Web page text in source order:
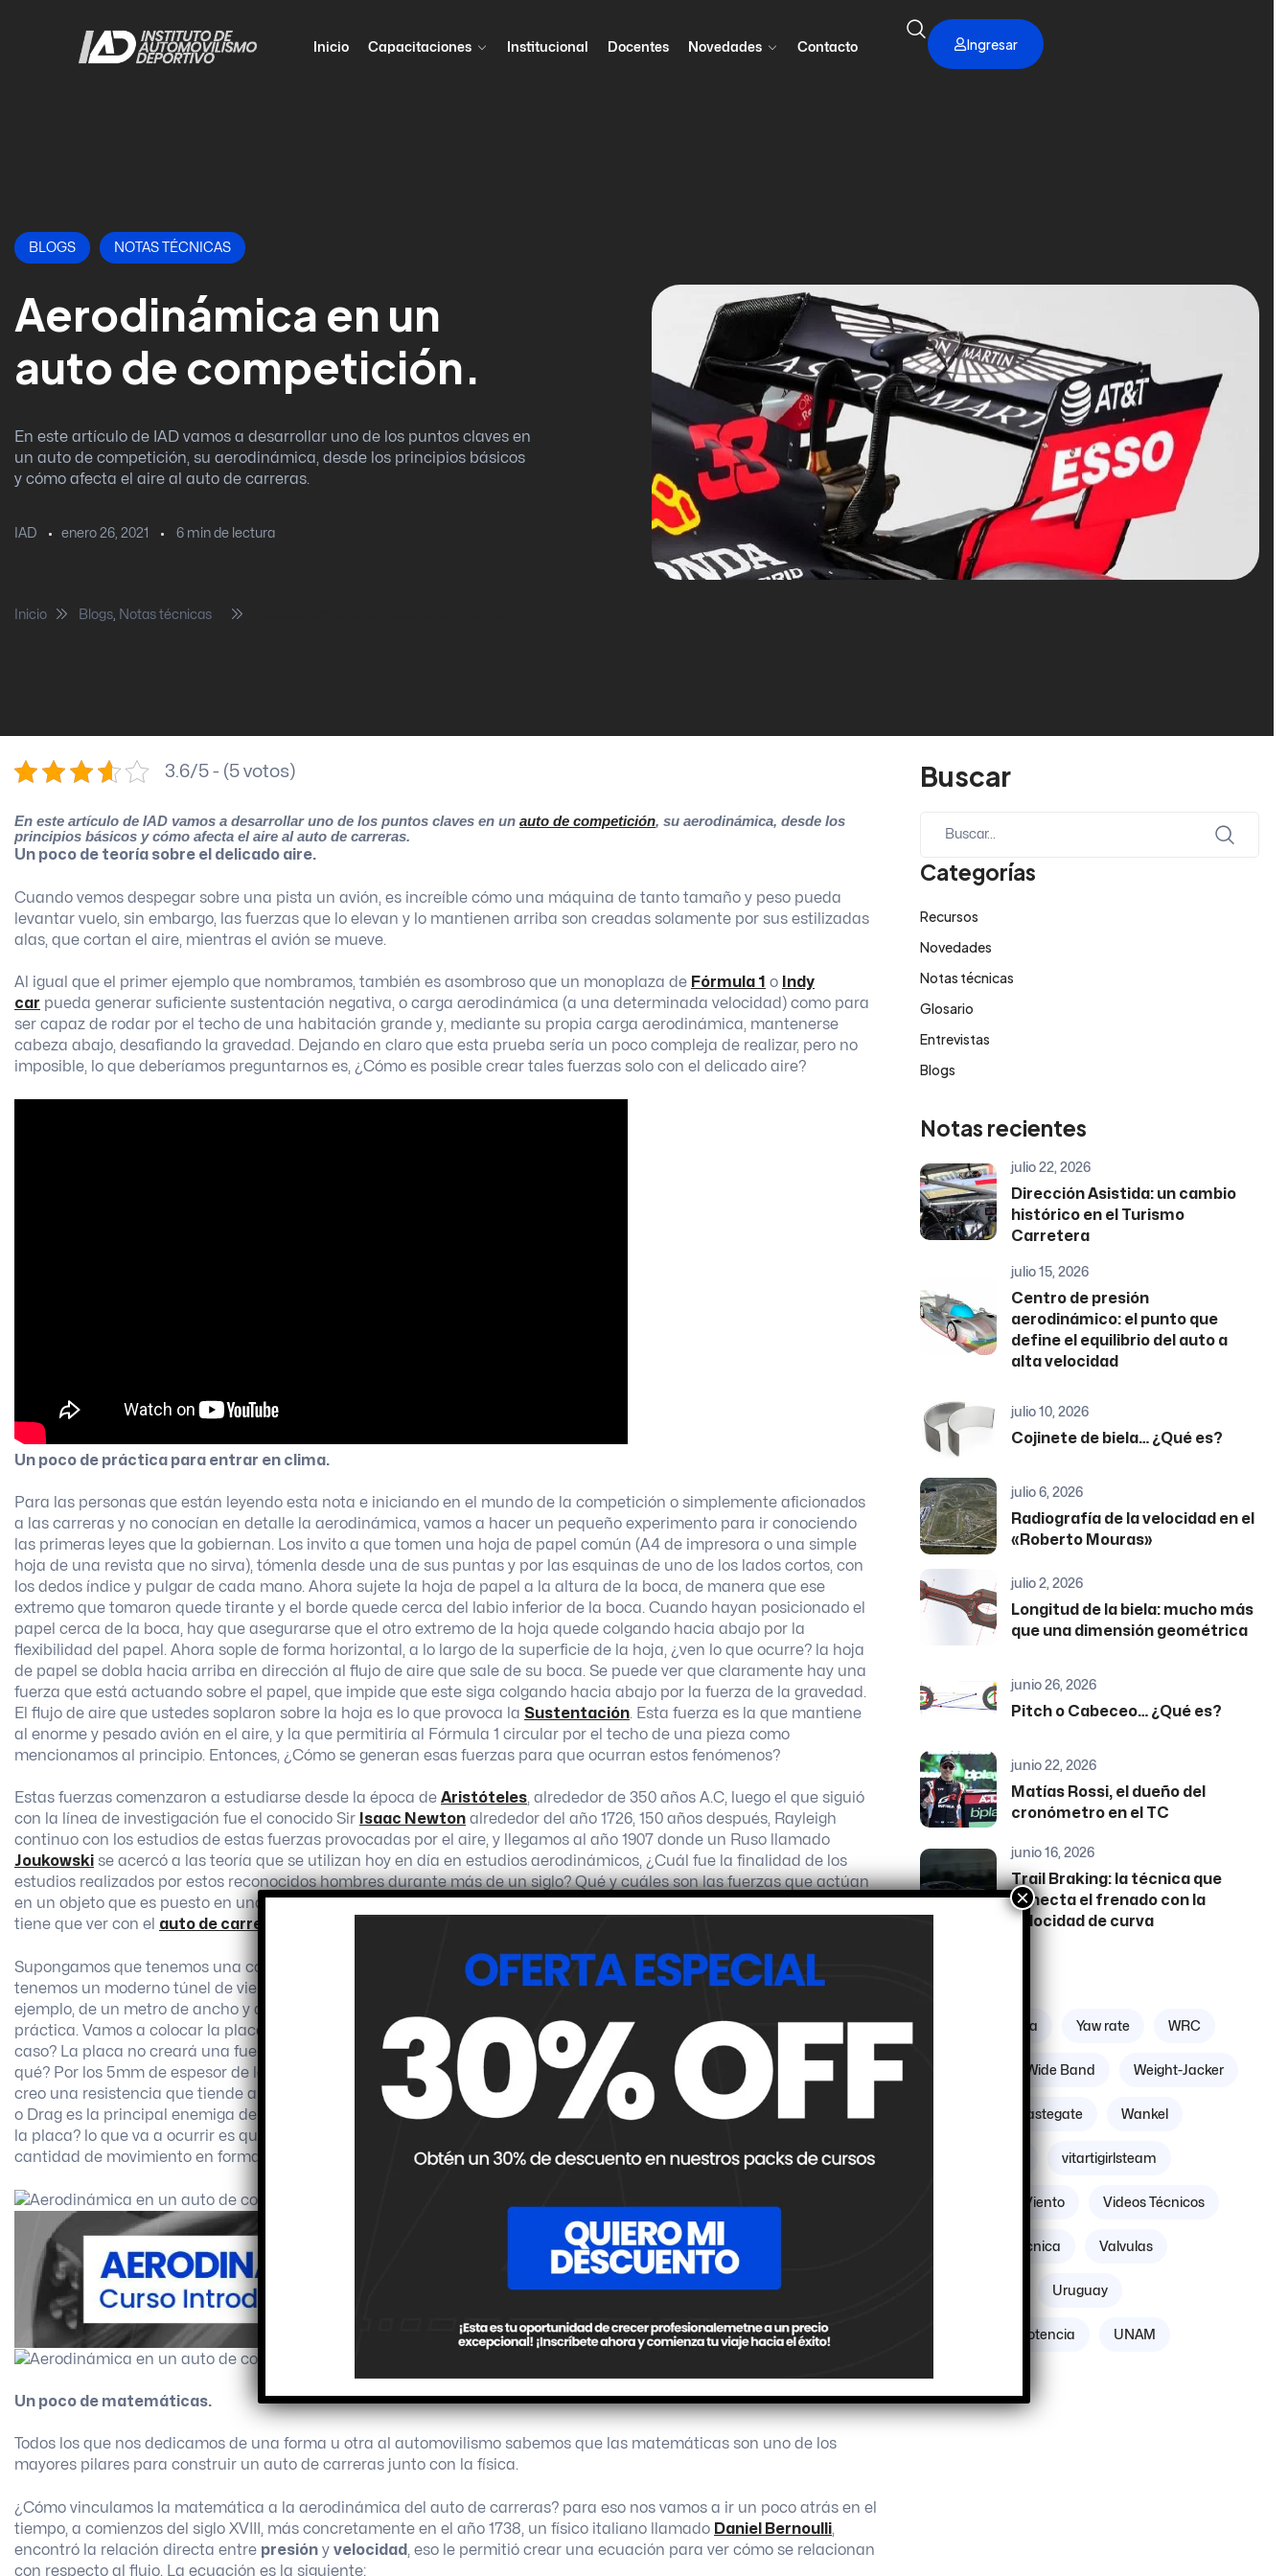
Inicio Capacitaciones Institucional Docentes Novedades Contacto Ingresar
BLOGS NOTAS TÉCNICAS
Aerodinámica en un
auto de competición.
En este artículo de IAD vamos a desarrollar uno de los puntos claves en
un auto de competición, su aerodinámica, desde los principios básicos
y cómo afecta el aire al auto de carreras.
IAD enero 26, 2021 6 min de lectura
Inicio Blogs Notas técnicas
3.6/5 - (5 votos)
En este artículo de IAD vamos a desarrollar uno de los puntos claves en un auto de competición, su aerodinámica, desde los
principios básicos y cómo afecta el aire al auto de carreras.
Un poco de teoría sobre el delicado aire.
Cuando vemos despegar sobre una pista un avión, es increíble cómo una máquina de tanto tamaño y peso pueda
levantar vuelo, sin embargo, las fuerzas que lo elevan y lo mantienen arriba son creadas solamente por sus estilizadas
alas, que cortan el aire, mientras el avión se mueve.
Al igual que el primer ejemplo que nombramos, también es asombroso que un monoplaza de Fórmula 1 o
Indy
car pueda generar suficiente sustentación negativa, o carga aerodinámica (a una determinada velocidad) como para
ser capaz de rodar por el techo de una habitación grande y, mediante su propia carga aerodinámica, mantenerse
cabeza abajo, desafiando la gravedad. Dejando en claro que esta prueba sería un poco compleja de realizar, pero no
imposible, lo que deberíamos preguntarnos es, ¿Cómo es posible crear tales fuerzas solo con el delicado aire?
Un poco de práctica para entrar en clima.
Para las personas que están leyendo esta nota e iniciando en el mundo de la competición o simplemente aficionados
a las carreras y no conocían en detalle la aerodinámica, vamos a hacer un pequeño experimento para ir conociendo
las primeras leyes que la gobiernan. Los invito a que tomen una hoja de papel común (A4 de impresora o una simple
hoja de una revista que no sirva), tómenla desde una de sus puntas y por las esquinas de uno de los lados cortos, con
los dedos índice y pulgar de cada mano. Ahora sujete la hoja de papel a la altura de la boca, de manera que ese
extremo que tomaron quede tirante y el borde quede cerca del labio inferior de la boca. Cuando hayan posicionado el
papel cerca de la boca, hay que asegurarse que el otro extremo de la hoja quede colgando hacia abajo por la
flexibilidad del papel. Ahora sople de forma horizontal, a lo largo de la superficie de la hoja, ¿ven lo que ocurre? la hoja
de papel se dobla hacia arriba en dirección al flujo de aire que sale de su boca. Se puede ver que claramente hay una
fuerza que está actuando sobre el papel, que impide que este siga colgando hacia abajo por la fuerza de la gravedad.
El flujo de aire que ustedes soplaron sobre la hoja es lo que provoca la Sustentación. Esta fuerza es la que mantiene
al enorme y pesado avión en el aire, y la que permitiría al Fórmula 1 circular por el techo de una pieza como
mencionamos al principio. Entonces, ¿Cómo se generan esas fuerzas para que ocurran estos fenómenos?
Estas fuerzas comenzaron a estudiarse desde la época de Aristóteles, alrededor de 350 años A.C, luego el que siguió
con la línea de investigación fue el conocido Sir
Isaac Newton alrededor del año 1726, 150 años después, Rayleigh
continuo con los estudios de estas fuerzas provocadas por el aire, y llegamos al año 1907 donde un Ruso llamado
Joukowski se acercó a las teoría que se utilizan hoy en día en estudios aerodinámicos, ¿Cuál fue la finalidad de los
estudios realizados por estos reconocidos hombres durante más de un siglo? Qué y cuáles son las fuerzas que actúan
en un objeto que es puesto en una dirección de aire o en un flujo determinado. Ustedes se preguntaran, ¿y esto qué
tiene que ver con el auto de carreras
Supongamos que tenemos una corriente de aire determinada que nunca se detiene, situemos como ejemplo que
tenemos un moderno túnel de viento para que podamos disfrutar, en ese túnel ponemos una placa de madera, por
ejemplo, de un metro de ancho y de unos 40 cm de profundo, con unos 5mm de espesor, como para tener una idea
práctica. Vamos a colocar la placa de manera horizontal al flujo de aire sin ninguna inclinación, ¿Qué ocurriría en este
caso? La placa no creará una fuerza de sustentación pero sí creará una mínima
resistencia al avance (Drag)
qué? Por los 5mm de espesor de la placa de madera, este espesor quedó en choque con el flujo del aire y por lo tanto
creo una resistencia que tiende a empujar la placa de madera hacia atrás, esta fuerza llamada resistencia al avance
o Drag es la principal enemiga de un auto de carreras. Ahora bien, ¿Qué ocurre si le damos un grado de inclinación a
la placa? lo que va a ocurrir es que las partículas de aire van a rebotar contra la placa inclinada transfiriendo la
cantidad de movimiento en forma de sustentación y resistencia al avance.
Un poco de matemáticas.
Todos los que nos dedicamos de una forma u otra al automovilismo sabemos que las matemáticas son uno de los
mayores pilares para construir un auto de carreras junto con la física.
¿Cómo vinculamos la matemática a la aerodinámica del auto de carreras? para eso nos vamos a ir un poco atrás en el
tiempo, a comienzos del siglo XVIII, más concretamente en el año 1738, un físico italiano llamado Daniel Bernoulli,
encontró la relación directa entre presión y velocidad , eso le permitió crear una ecuación para ver cómo se relacionan
con respecto al flujo. La ecuación es la siguiente:
Buscar
Categorías
Recursos
Novedades
Notas técnicas
Glosario
Entrevistas
Blogs
Notas recientes
julio 22, 2026
Dirección Asistida: un cambio
histórico en el Turismo
Carretera
julio 15, 2026
Centro de presión
aerodinámico: el punto que
define el equilibrio del auto a
alta velocidad
julio 10, 2026
Cojinete de biela… ¿Qué es?
julio 6, 2026
Radiografía de la velocidad en el
«Roberto Mouras»
julio 2, 2026
Longitud de la biela: mucho más
que una dimensión geométrica
junio 26, 2026
Pitch o Cabeceo… ¿Qué es?
junio 22, 2026
Matías Rossi, el dueño del
cronómetro en el TC
junio 16, 2026
Trail Braking: la técnica que
conecta el frenado con la
velocidad de curva
Zona geográfica Yaw rate WRC
Wide Band Weight-Jacker
Wastegate Wankel
vitartigirlsteam
Viento Videos Técnicos
Verificación Técnica Valvulas
Uruguay
Unidades de Potencia UNAM
×